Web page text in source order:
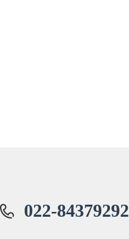
022-84379292